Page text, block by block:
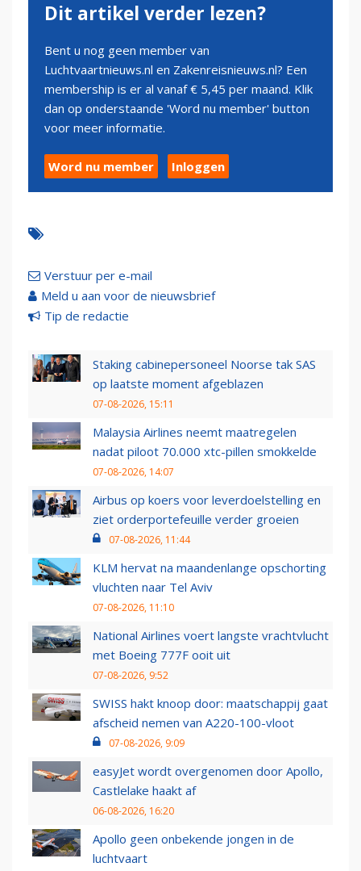
Dit artikel verder lezen?
Bent u nog geen member van
Luchtvaartnieuws.nl en Zakenreisnieuws.nl? Een
membership is er al vanaf € 5,45 per maand. Klik
dan op onderstaande 'Word nu member' button
voor meer informatie.
Word nu member Inloggen
Verstuur per e-mail
Meld u aan voor de nieuwsbrief
Tip de redactie
Staking cabinepersoneel Noorse tak SAS
op laatste moment afgeblazen
07-08-2026, 15:11
Malaysia Airlines neemt maatregelen
nadat piloot 70.000 xtc-pillen smokkelde
07-08-2026, 14:07
Airbus op koers voor leverdoelstelling en
ziet orderportefeuille verder groeien
07-08-2026, 11:44
KLM hervat na maandenlange opschorting
vluchten naar Tel Aviv
07-08-2026, 11:10
National Airlines voert langste vrachtvlucht
met Boeing 777F ooit uit
07-08-2026, 9:52
SWISS hakt knoop door: maatschappij gaat
afscheid nemen van A220-100-vloot
07-08-2026, 9:09
easyJet wordt overgenomen door Apollo,
Castlelake haakt af
06-08-2026, 16:20
Apollo geen onbekende jongen in de
luchtvaart